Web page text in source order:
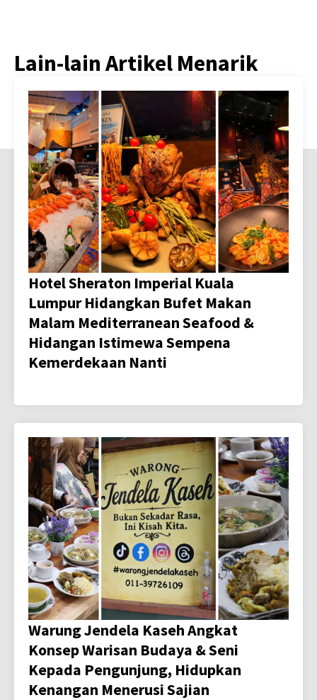
Lain-lain Artikel Menarik
Hotel Sheraton Imperial Kuala
Lumpur Hidangkan Bufet Makan
Malam Mediterranean Seafood &
Hidangan Istimewa Sempena
Kemerdekaan Nanti
Warung Jendela Kaseh Angkat
Konsep Warisan Budaya & Seni
Kepada Pengunjung, Hidupkan
Kenangan Menerusi Sajian